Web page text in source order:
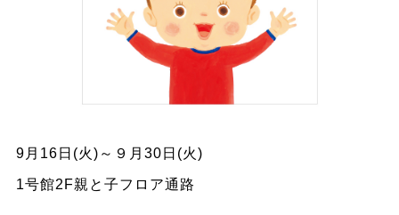
9月16日(火)～９月30日(火)
1号館2F親と子フロア通路